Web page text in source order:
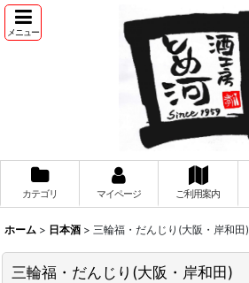
メニュー
カテゴリ マイページ ご利用案内
ホーム > 日本酒 > 三輪福・だんじり(大阪・岸和田)
三輪福・だんじり(大阪・岸和田)